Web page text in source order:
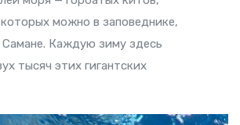
можно в заповеднике,
Каждую зиму здесь
тысяч этих гигантских